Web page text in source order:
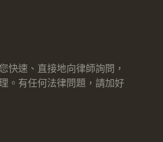
快速、直接地向律師詢問，
。有任何法律問題，請加好